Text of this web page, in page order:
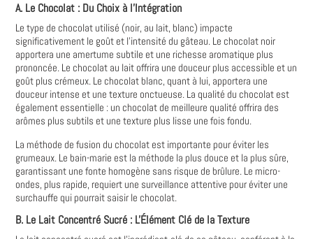
A. Le Chocolat : Du Choix à l'Intégration
Le type de chocolat utilisé (noir, au lait, blanc) impacte
significativement le goût et l'intensité du gâteau. Le chocolat noir
apportera une amertume subtile et une richesse aromatique plus
prononcée. Le chocolat au lait offrira une douceur plus accessible et un
goût plus crémeux. Le chocolat blanc, quant à lui, apportera une
douceur intense et une texture onctueuse. La qualité du chocolat est
également essentielle : un chocolat de meilleure qualité offrira des
arômes plus subtils et une texture plus lisse une fois fondu.
La méthode de fusion du chocolat est importante pour éviter les
grumeaux. Le bain-marie est la méthode la plus douce et la plus sûre,
garantissant une fonte homogène sans risque de brûlure. Le micro-
ondes, plus rapide, requiert une surveillance attentive pour éviter une
surchauffe qui pourrait saisir le chocolat.
B. Le Lait Concentré Sucré : L'Élément Clé de la Texture